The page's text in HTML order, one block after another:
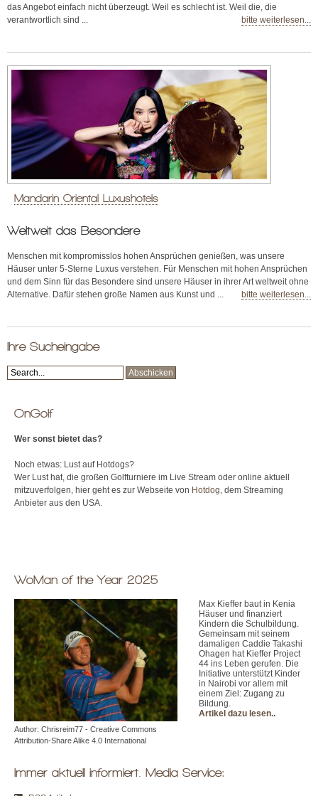
das Angebot einfach nicht überzeugt. Weil es schlecht ist. Weil die, die
verantwortlich sind ...
bitte weiterlesen...
Mandarin Oriental Luxushotels
Weltweit das Besondere
Menschen mit kompromisslos hohen Ansprüchen genießen, was unsere
Häuser unter 5-Sterne Luxus verstehen. Für Menschen mit hohen Ansprüchen
und dem Sinn für das Besondere sind unsere Häuser in ihrer Art weltweit ohne
Alternative. Dafür stehen große Namen aus Kunst und ...
bitte weiterlesen...
Ihre Sucheingabe
OnGolf
Wer sonst bietet das?
Noch etwas: Lust auf Hotdogs?
Wer Lust hat, die großen Golfturniere im Live Stream oder online aktuell
mitzuverfolgen, hier geht es zur Webseite von Hotdog , dem Streaming
Anbieter aus den USA.
WoMan of the Year 2025
Author: Chrisreim77 - Creative Commons
Attribution-Share Alike 4.0 International
Max Kieffer baut in Kenia
Häuser und finanziert
Kindern die Schulbildung.
Gemeinsam mit seinem
damaligen Caddie Takashi
Ohagen hat Kieffer Project
44 ins Leben gerufen. Die
Initiative unterstützt Kinder
in Nairobi vor allem mit
einem Ziel: Zugang zu
Bildung.
Artikel dazu lesen..
Immer aktuell informiert. Media Service: